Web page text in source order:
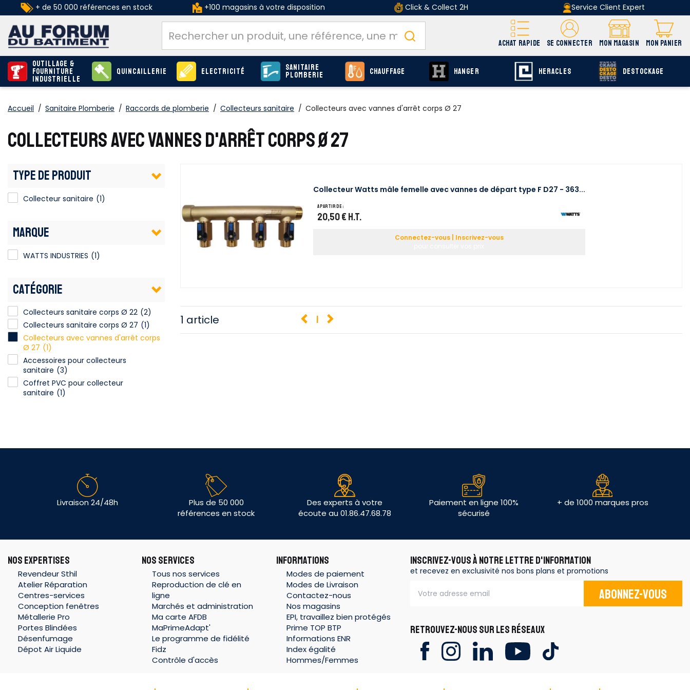
+ de 50 000 références en stock +100 magasins à votre disposition Click & Collect 2H Service Client Expert
ACHAT RAPIDE SE CONNECTER MON MAGASIN MON PANIER
Outillage &
Fourniture
industrielle
Quincaillerie Electricité Sanitaire
Plomberie Chauffage HANGER HERACLES DESTOCKAGE
Accueil / Sanitaire Plomberie / Raccords de plomberie / Collecteurs sanitaire / Collecteurs avec vannes d'arrêt corps Ø 27
COLLECTEURS AVEC VANNES D'ARRÊT CORPS Ø 27
TYPE DE PRODUIT
Collecteur sanitaire (1)
MARQUE
WATTS INDUSTRIES (1)
CATÉGORIE
Collecteurs sanitaire corps Ø 22 (2)
Collecteurs sanitaire corps Ø 27 (1)
Collecteurs avec vannes d'arrêt corps
Ø 27 (1)
Accessoires pour collecteurs
sanitaire (3)
Coffret PVC pour collecteur
sanitaire (1)
Collecteur Watts mâle femelle avec vannes de départ type F D27 - 363...
A partir de :
20,50 € H.T.
Connectez-vous | Inscrivez-vous
1 article 1
Livraison 24/48h
Plus de 50 000
références en stock
Des experts à votre
écoute au 01.86.47.68.78
Paiement en ligne 100%
sécurisé
+ de 1000 marques pros
NOS EXPERTISES
Revendeur Sthil
Atelier Réparation
Centres-services
Conception fenêtres
Métallerie Pro
Portes Blindées
Désenfumage
Dépot Air Liquide
NOS SERVICES
Tous nos services
Reproduction de clé en
ligne
Marchés et administration
Ma carte AFDB
MaPrimeAdapt'
Le programme de fidélité
Fidz
Contrôle d'accès
INFORMATIONS
Modes de paiement
Modes de Livraison
Contactez-nous
Nos magasins
EPI, travaillez bien protégés
Prime TOP BTP
Informations ENR
Index égalité
Hommes/Femmes
INSCRIVEZ-VOUS À NOTRE LETTRE D'INFORMATION
et recevez en exclusivité nos bons plans et promotions
Abonnez-vous
RETROUVEZ-NOUS SUR LES RÉSEAUX